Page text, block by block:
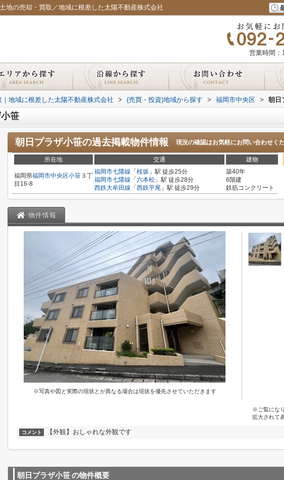
地の売却・買取／地域に根差した太陽不動産株式会社
営業時間：
地域に根差した太陽不動産株式会社 > (売買・投資)地域から探す > 福岡市中央区 > 朝日
笹
朝日プラザ小笹の過去掲載物件情報 現況の確認はお気軽にお問い合わせくだ
所在地 交通 建物
福岡県福岡市中央区小笹 ３丁
目16-8
福岡市七隈線 「 桜坂 」駅 徒歩25分
福岡市七隈線 「 六本松 」駅 徒歩28分
西鉄大牟田線 「 西鉄平尾 」駅 徒歩29分
築40年
6階建
鉄筋コンクリート
物件情報
※写真や図と実際の現状とが異なる場合は現状を優先させていただきます
※ご覧にな
拡大されて
コメント 【外観】おしゃれな外観です
朝日プラザ小笹の物件概要